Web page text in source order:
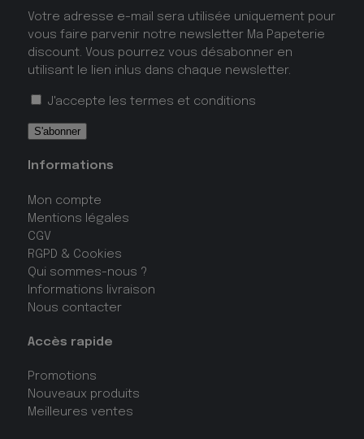
Votre adresse e-mail sera utilisée uniquement pour
vous faire parvenir notre newsletter Ma Papeterie
discount. Vous pourrez vous désabonner en
utilisant le lien inlus dans chaque newsletter.
J'accepte les termes et conditions
Informations
Mon compte
Mentions légales
CGV
RGPD & Cookies
Qui sommes-nous ?
Informations livraison
Nous contacter
Accès rapide
Promotions
Nouveaux produits
Meilleures ventes